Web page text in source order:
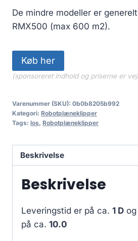
De mindre modeller er
RMX500 (max 600 m2).
Køb her
(sponsoreret indhold og priserne er
Varenummer (SKU): 0b0b8205b992
Kategori: Robotplæneklipper
Tags: los, Robotplæneklipper
Beskrivelse
Beskrivelse
Leveringstid er på ca. 1 D
på ca. 10.0